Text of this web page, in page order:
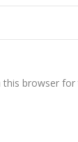
this browser